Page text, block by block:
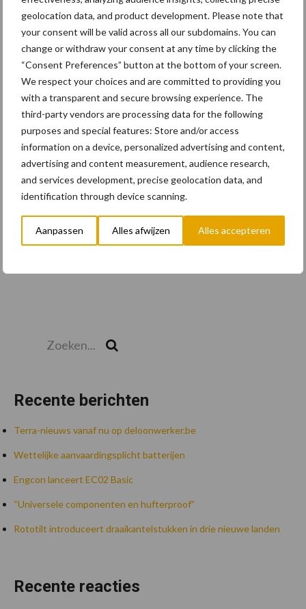
geolocation data, and product development. Please note that
your consent will be valid across all our subdomains. You can
change or withdraw your consent at any time by clicking the
“Consent Preferences” button at the bottom of your screen.
We respect your choices and are committed to providing you
with a transparent and secure browsing experience. The
third-party vendors are processing data for the following
purposes and special features: Store and/or access
information on a device, personalized advertising and content,
advertising and content measurement, audience research,
and services development, precise geolocation data, and
identification through device scanning.
Aanpassen Alles afwijzen Alles accepteren
hufterproof"
10 dec
Rototilt introduceert
draaikantelstukken in drie nieuwe
landen
Toon meer
Recente berichten
Terra-nieuws vanaf nu op deloonwerker.be
Wettelijke aanvaardingsplicht batterijen
Engcon lanceert EC02 Basic
“Universele componenten en hufterproof”
Rototilt introduceert draaikantelstukken in drie nieuwe landen
Recente reacties